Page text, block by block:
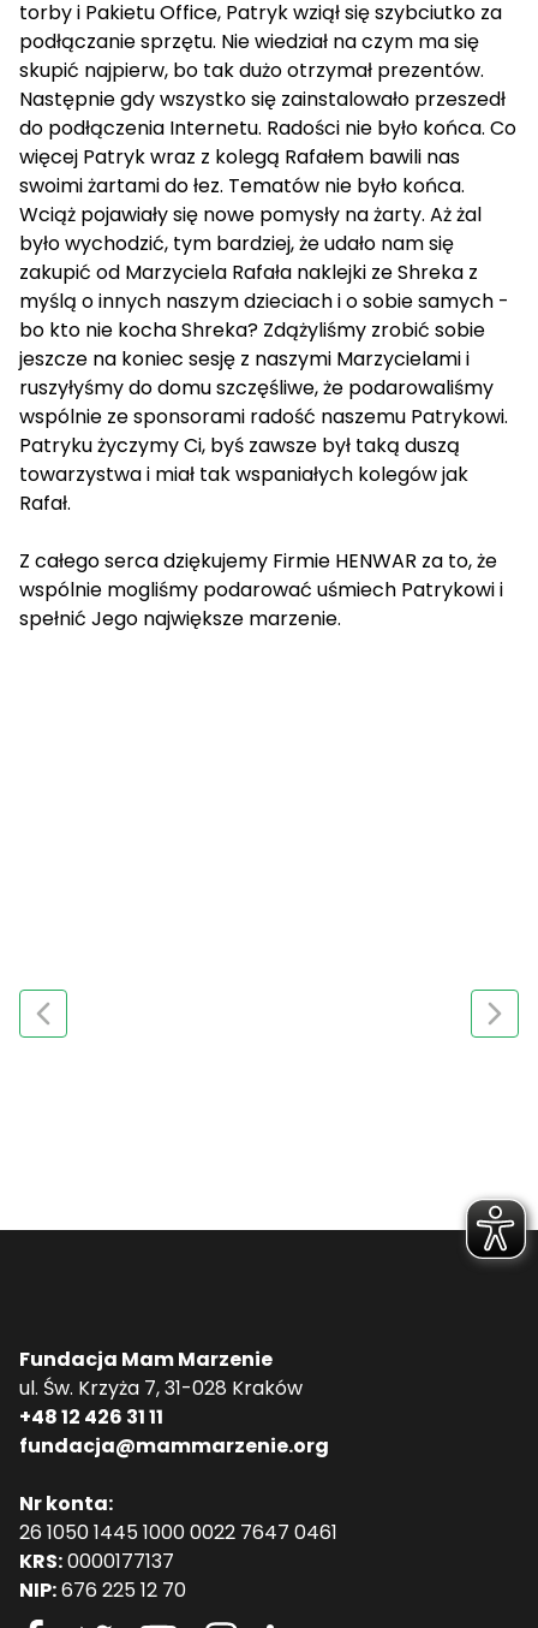
torby i Pakietu Office, Patryk wziął się szybciutko za
podłączanie sprzętu. Nie wiedział na czym ma się
skupić najpierw, bo tak dużo otrzymał prezentów.
Następnie gdy wszystko się zainstalowało przeszedł
do podłączenia Internetu. Radości nie było końca. Co
więcej Patryk wraz z kolegą Rafałem bawili nas
swoimi żartami do łez. Tematów nie było końca.
Wciąż pojawiały się nowe pomysły na żarty. Aż żal
było wychodzić, tym bardziej, że udało nam się
zakupić od Marzyciela Rafała naklejki ze Shreka z
myślą o innych naszym dzieciach i o sobie samych -
bo kto nie kocha Shreka? Zdążyliśmy zrobić sobie
jeszcze na koniec sesję z naszymi Marzycielami i
ruszyłyśmy do domu szczęśliwe, że podarowaliśmy
wspólnie ze sponsorami radość naszemu Patrykowi.
Patryku życzymy Ci, byś zawsze był taką duszą
towarzystwa i miał tak wspaniałych kolegów jak
Rafał.
Z całego serca dziękujemy Firmie HENWAR za to, że
wspólnie mogliśmy podarować uśmiech Patrykowi i
spełnić Jego największe marzenie.
Fundacja Mam Marzenie
ul. Św. Krzyża 7, 31-028 Kraków
+48 12 426 31 11
fundacja@mammarzenie.org
Nr konta:
26 1050 1445 1000 0022 7647 0461
KRS:0000177137
NIP:676 225 12 70